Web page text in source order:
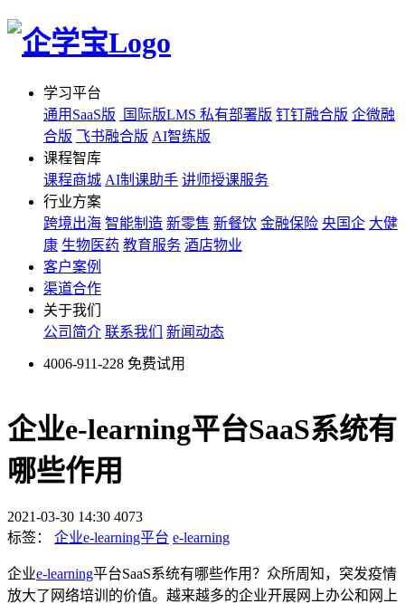
学习平台
通用SaaS版
国际版LMS 私有部署版 钉钉融合版 企微融
合版 飞书融合版 AI智练版
课程智库
课程商城 AI制课助手 讲师授课服务
行业方案
跨境出海 智能制造 新零售 新餐饮 金融保险 央国企 大健
康 生物医药 教育服务 酒店物业
客户案例
渠道合作
关于我们
公司简介 联系我们 新闻动态
4006-911-228 免费试用
企业e-learning平台SaaS系统有
哪些作用
2021-03-30 14:30 4073
标签：
企业e-learning平台 e-learning
企业e-learning平台SaaS系统有哪些作用？众所周知，突发疫情
放大了网络培训的价值。越来越多的企业开展网上办公和网上